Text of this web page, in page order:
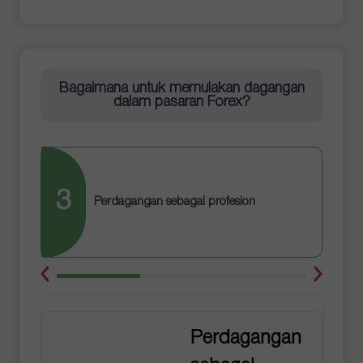
Bagaimana untuk memulakan dagangan
dalam pasaran Forex?
3 Perdagangan sebagai profesion
Perdagangan